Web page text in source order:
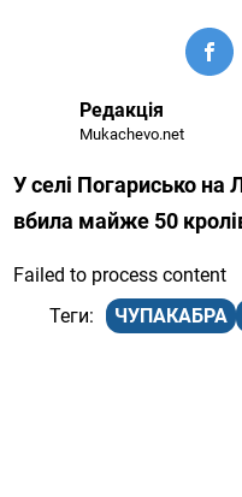
Редакція
Mukachevo.net
У селі Погарисько на
вбила майже 50
Failed to process content
ЧУПАКАБРА